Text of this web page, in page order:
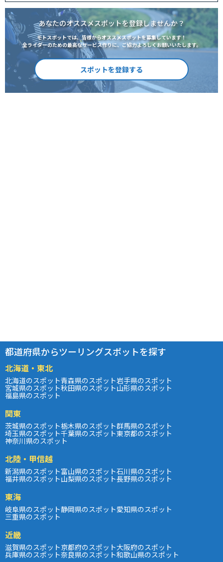
あなたのオススメスポットを登録しませんか？
モトスポットでは、皆様からオススメスポットを募集しています！
全ライダーのための最高なサービス作りに、ご協力よろしくお願いいたします。
スポットを登録する
都道府県からツーリングスポットを探す
北海道・東北
北海道のスポット青森県のスポット岩手県のスポット
宮城県のスポット秋田県のスポット山形県のスポット
福島県のスポット
関東
茨城県のスポット栃木県のスポット群馬県のスポット
埼玉県のスポット千葉県のスポット東京都のスポット
神奈川県のスポット
北陸・甲信越
新潟県のスポット富山県のスポット石川県のスポット
福井県のスポット山梨県のスポット長野県のスポット
東海
岐阜県のスポット静岡県のスポット愛知県のスポット
三重県のスポット
近畿
滋賀県のスポット京都府のスポット大阪府のスポット
兵庫県のスポット奈良県のスポット和歌山県のスポット